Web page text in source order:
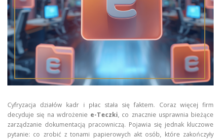
Cyfryzacja działów kadr i płac stała się faktem. Coraz więcej firm
decyduje się na wdrożenie e-Teczki, co znacznie usprawnia bieżące
zarządzanie dokumentacją pracowniczą. Pojawia się jednak kluczowe
pytanie: co zrobić z tonami papierowych akt osób, które zakończyły